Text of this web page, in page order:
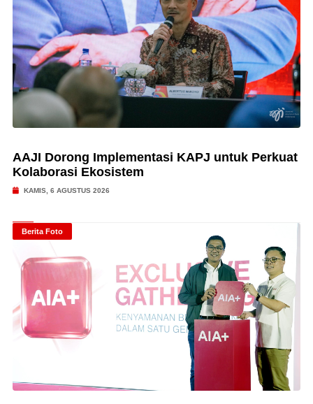
AAJI Dorong Implementasi KAPJ untuk Perkuat
Kolaborasi Ekosistem
KAMIS, 6 AGUSTUS 2026
Berita Foto